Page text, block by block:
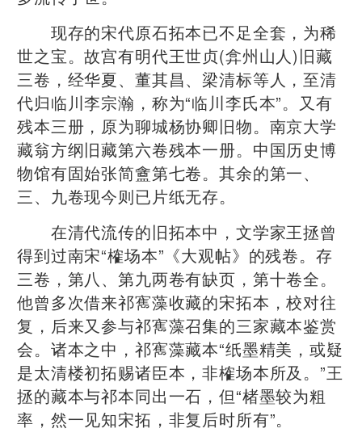
现存的宋代原石拓本已不足全套，为稀
世之宝。故宫有明代王世贞(弇州山人)旧藏
三卷，经华夏、董其昌、梁清标等人，至清
代归临川李宗瀚，称为“临川李氏本”。又有
残本三册，原为聊城杨协卿旧物。南京大学
藏翁方纲旧藏第六卷残本一册。中国历史博
物馆有固始张简盦第七卷。其余的第一、
三、九卷现今则已片纸无存。
在清代流传的旧拓本中，文学家王拯曾
得到过南宋“榷场本”《大观帖》的残卷。存
三卷，第八、第九两卷有缺页，第十卷全。
他曾多次借来祁寯藻收藏的宋拓本，校对往
复，后来又参与祁寯藻召集的三家藏本鉴赏
会。诸本之中，祁寯藻藏本“纸墨精美，或疑
是太清楼初拓赐诸臣本，非榷场本所及。”王
拯的藏本与祁本同出一石，但“楮墨较为粗
率，然一见知宋拓，非复后时所有”。